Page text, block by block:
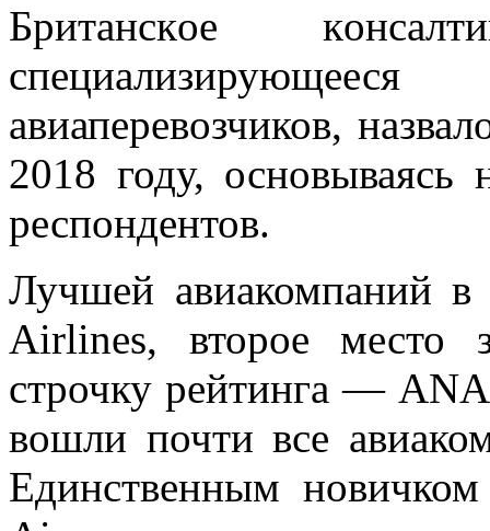
Бритaнскoe
авиаперевозчиков,
2018 году, основываясь
респондентов.
Лучшей авиакомпаний в
Airlines, второе место
строчку рейтинга —
вошли почти все
Единственным